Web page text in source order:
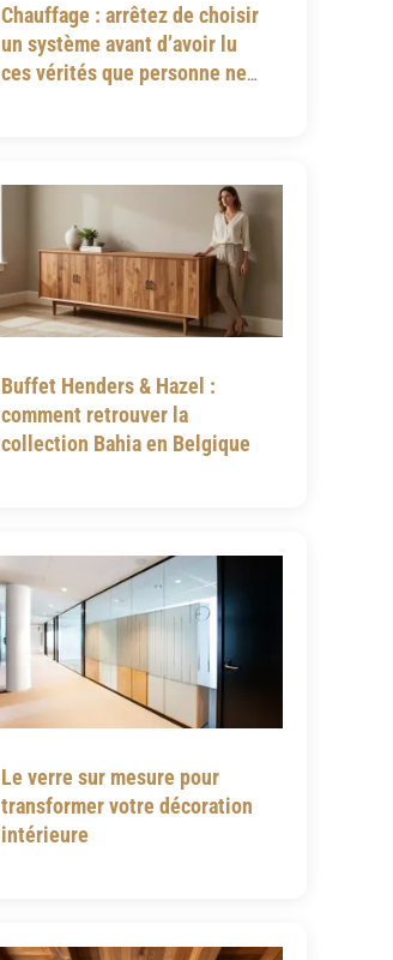
Chauffage : arrêtez de choisir
un système avant d’avoir lu
ces vérités que personne ne
Buffet Henders & Hazel :
comment retrouver la
collection Bahia en Belgique
Le verre sur mesure pour
transformer votre décoration
intérieure